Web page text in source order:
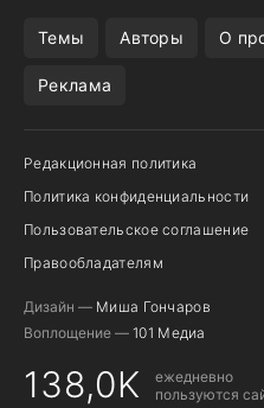
Темы Авторы О
Реклама
Редакционная политика
Политика конфиденциальности
Пользовательское соглашение
Правообладателям
Дизайн — Миша Гончаров
Воплощение — 101 Медиа
138,0K
ежедневно
пользуются